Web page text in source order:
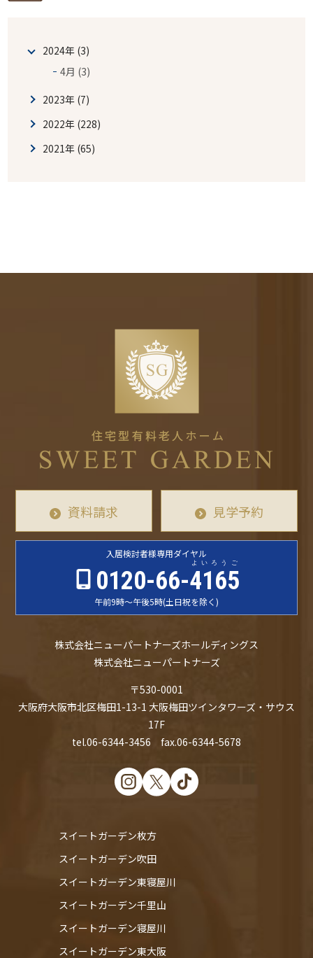
2024年 (3)
4月 (3)
2023年 (7)
2022年 (228)
2021年 (65)
資料請求 見学予約
入居検討者様専用ダイヤル
0120-66-4165
よいろうご
午前9時〜午後5時(土日祝を除く)
株式会社ニューパートナーズホールディングス
株式会社ニューパートナーズ
〒530-0001
大阪府大阪市北区梅田1-13-1 大阪梅田ツインタワーズ・サウス
17F
tel.06-6344-3456 fax.06-6344-5678
スイートガーデン枚方
スイートガーデン吹田
スイートガーデン東寝屋川
スイートガーデン千里山
スイートガーデン寝屋川
スイートガーデン東大阪